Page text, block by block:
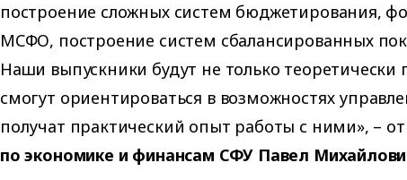
построение сложных систем бюджетирования,
МСФО, построение систем сбалансированных
Наши выпускники будут не только теоретически
смогут ориентироваться в возможностях
получат практический опыт работы с ними», –
по экономике и финансам СФУ Павел